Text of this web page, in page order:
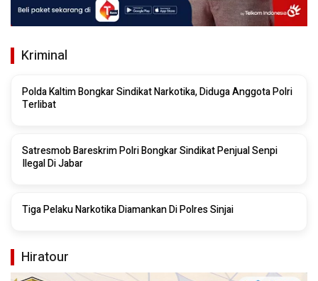
Kriminal
Polda Kaltim Bongkar Sindikat Narkotika, Diduga Anggota Polri
Terlibat
Satresmob Bareskrim Polri Bongkar Sindikat Penjual Senpi
Ilegal Di Jabar
Tiga Pelaku Narkotika Diamankan Di Polres Sinjai
Hiratour